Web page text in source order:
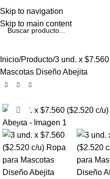
Skip to navigation
Skip to main content
Inicio Producto 3 und. x
Mascotas Diseño Abejita
Click to enlarge